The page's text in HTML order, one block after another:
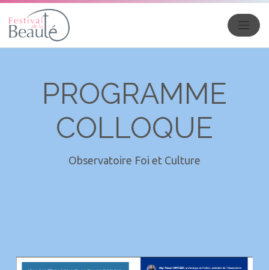
PROGRAMME
COLLOQUE
Observatoire Foi et Culture